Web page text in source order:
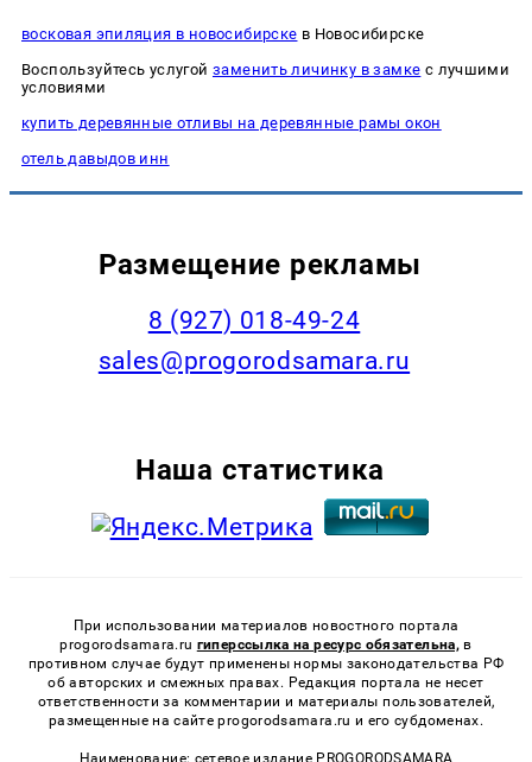
восковая эпиляция в новосибирске в Новосибирске
Воспользуйтесь услугой заменить личинку в замке с лучшими
условиями
купить деревянные отливы на деревянные рамы окон
отель давыдов инн
Размещение рекламы
8 (927) 018-49-24
sales@progorodsamara.ru
Наша статистика
При использовании материалов новостного портала
progorodsamara.ru гиперссылка на ресурс обязательна, в
противном случае будут применены нормы законодательства РФ
об авторских и смежных правах. Редакция портала не несет
ответственности за комментарии и материалы пользователей,
размещенные на сайте progorodsamara.ru и его субдоменах.
Наименование: сетевое издание PROGORODSAMARA